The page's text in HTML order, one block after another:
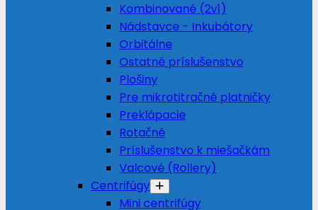
Kombinované (2v1)
Nádstavce - Inkubátory
Orbitálne
Ostatné príslušenstvo
Plošiny
Pre mikrotitračné platničky
Preklápacie
Rotačné
Príslušenstvo k miešačkám
Valcové (Rollery)
Centrifúgy
Mini centrifúgy